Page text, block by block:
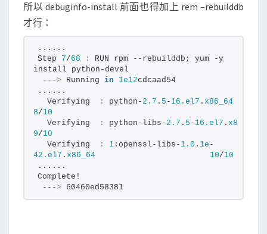
所以 debuginfo-install 前面也得加上 rem –rebuilddb
才行：
......
Step 7/68 :
RUN rpm --rebuilddb; yum -y
install python-devel
---> Running in 1e12cdcaad54
......
  Verifying
: python- 2.7 . 5 - 16. el7 . x86_64
8/10
  Verifying
: python-libs- 2.7 . 5 - 16. el7 . x86_64
9/10
  Verifying
: 1 :openssl-libs- 1.0 . 1e -
42. el7 . x86_64 10/10
......
Complete!
---> 60460ed58381